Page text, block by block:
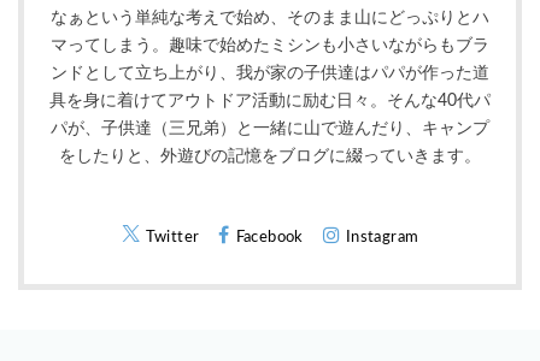
なぁという単純な考えで始め、そのまま山にどっぷりとハ
マってしまう。趣味で始めたミシンも小さいながらもブラ
ンドとして立ち上がり、我が家の子供達はパパが作った道
具を身に着けてアウトドア活動に励む日々。そんな40代パ
パが、子供達（三兄弟）と一緒に山で遊んだり、キャンプ
をしたりと、外遊びの記憶をブログに綴っていきます。
Twitter Facebook Instagram